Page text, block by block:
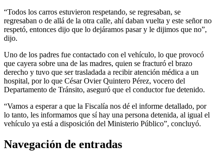
“Todos los carros estuvieron respetando, se regresaban, se
regresaban o de allá de la otra calle, ahí daban vuelta y este señor no
respetó, entonces dijo que lo dejáramos pasar y le dijimos que no”,
dijo.
Uno de los padres fue contactado con el vehículo, lo que provocó
que cayera sobre una de las madres, quien se fracturó el brazo
derecho y tuvo que ser trasladada a recibir atención médica a un
hospital, por lo que César Ovier Quintero Pérez, vocero del
Departamento de Tránsito, aseguró que el conductor fue detenido.
“Vamos a esperar a que la Fiscalía nos dé el informe detallado, por
lo tanto, les informamos que sí hay una persona detenida, al igual el
vehículo ya está a disposición del Ministerio Público”, concluyó.
Navegación de entradas